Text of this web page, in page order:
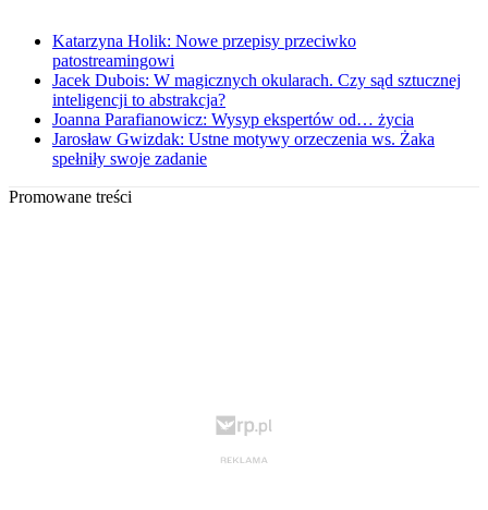
Katarzyna Holik: Nowe przepisy przeciwko
patostreamingowi
Jacek Dubois: W magicznych okularach. Czy sąd sztucznej
inteligencji to abstrakcja?
Joanna Parafianowicz: Wysyp ekspertów od… życia
Jarosław Gwizdak: Ustne motywy orzeczenia ws. Żaka
spełniły swoje zadanie
Promowane treści